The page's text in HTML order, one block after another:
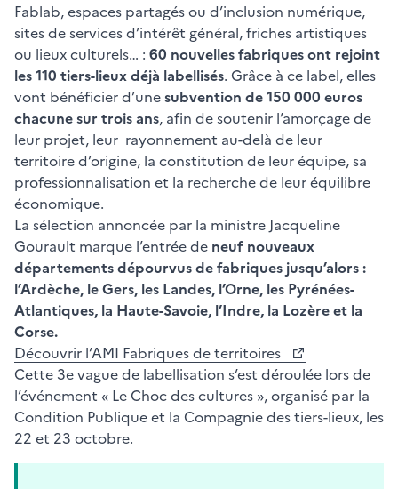
Fablab, espaces partagés ou d’inclusion numérique,
sites de services d’intérêt général, friches artistiques
ou lieux culturels… : 60 nouvelles fabriques ont rejoint
les 110 tiers-lieux déjà labellisés. Grâce à ce label, elles
vont bénéficier d’unesubvention de 150 000 euros
chacune sur trois ans, afin de soutenir l’amorçage de
leur projet, leur rayonnement au-delà de leur
territoire d’origine, la constitution de leur équipe, sa
professionnalisation et la recherche de leur équilibre
économique.
La sélection annoncée par la ministre Jacqueline
Gourault marque l’entrée de neuf nouveaux
départements dépourvus de fabriques jusqu’alors :
l’Ardèche, le Gers, les Landes, l’Orne, les Pyrénées-
Atlantiques, la Haute-Savoie, l’Indre, la Lozère et la
Corse.
Découvrir l’AMI Fabriques de territoires
Cette 3e vague de labellisation s’est déroulée lors de
l’événement « Le Choc des cultures », organisé par la
Condition Publique et la Compagnie des tiers-lieux, les
22 et 23 octobre.